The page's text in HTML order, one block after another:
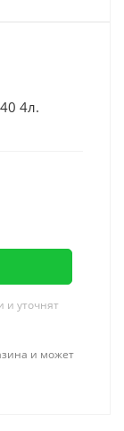
4л.
и уточнят
и может